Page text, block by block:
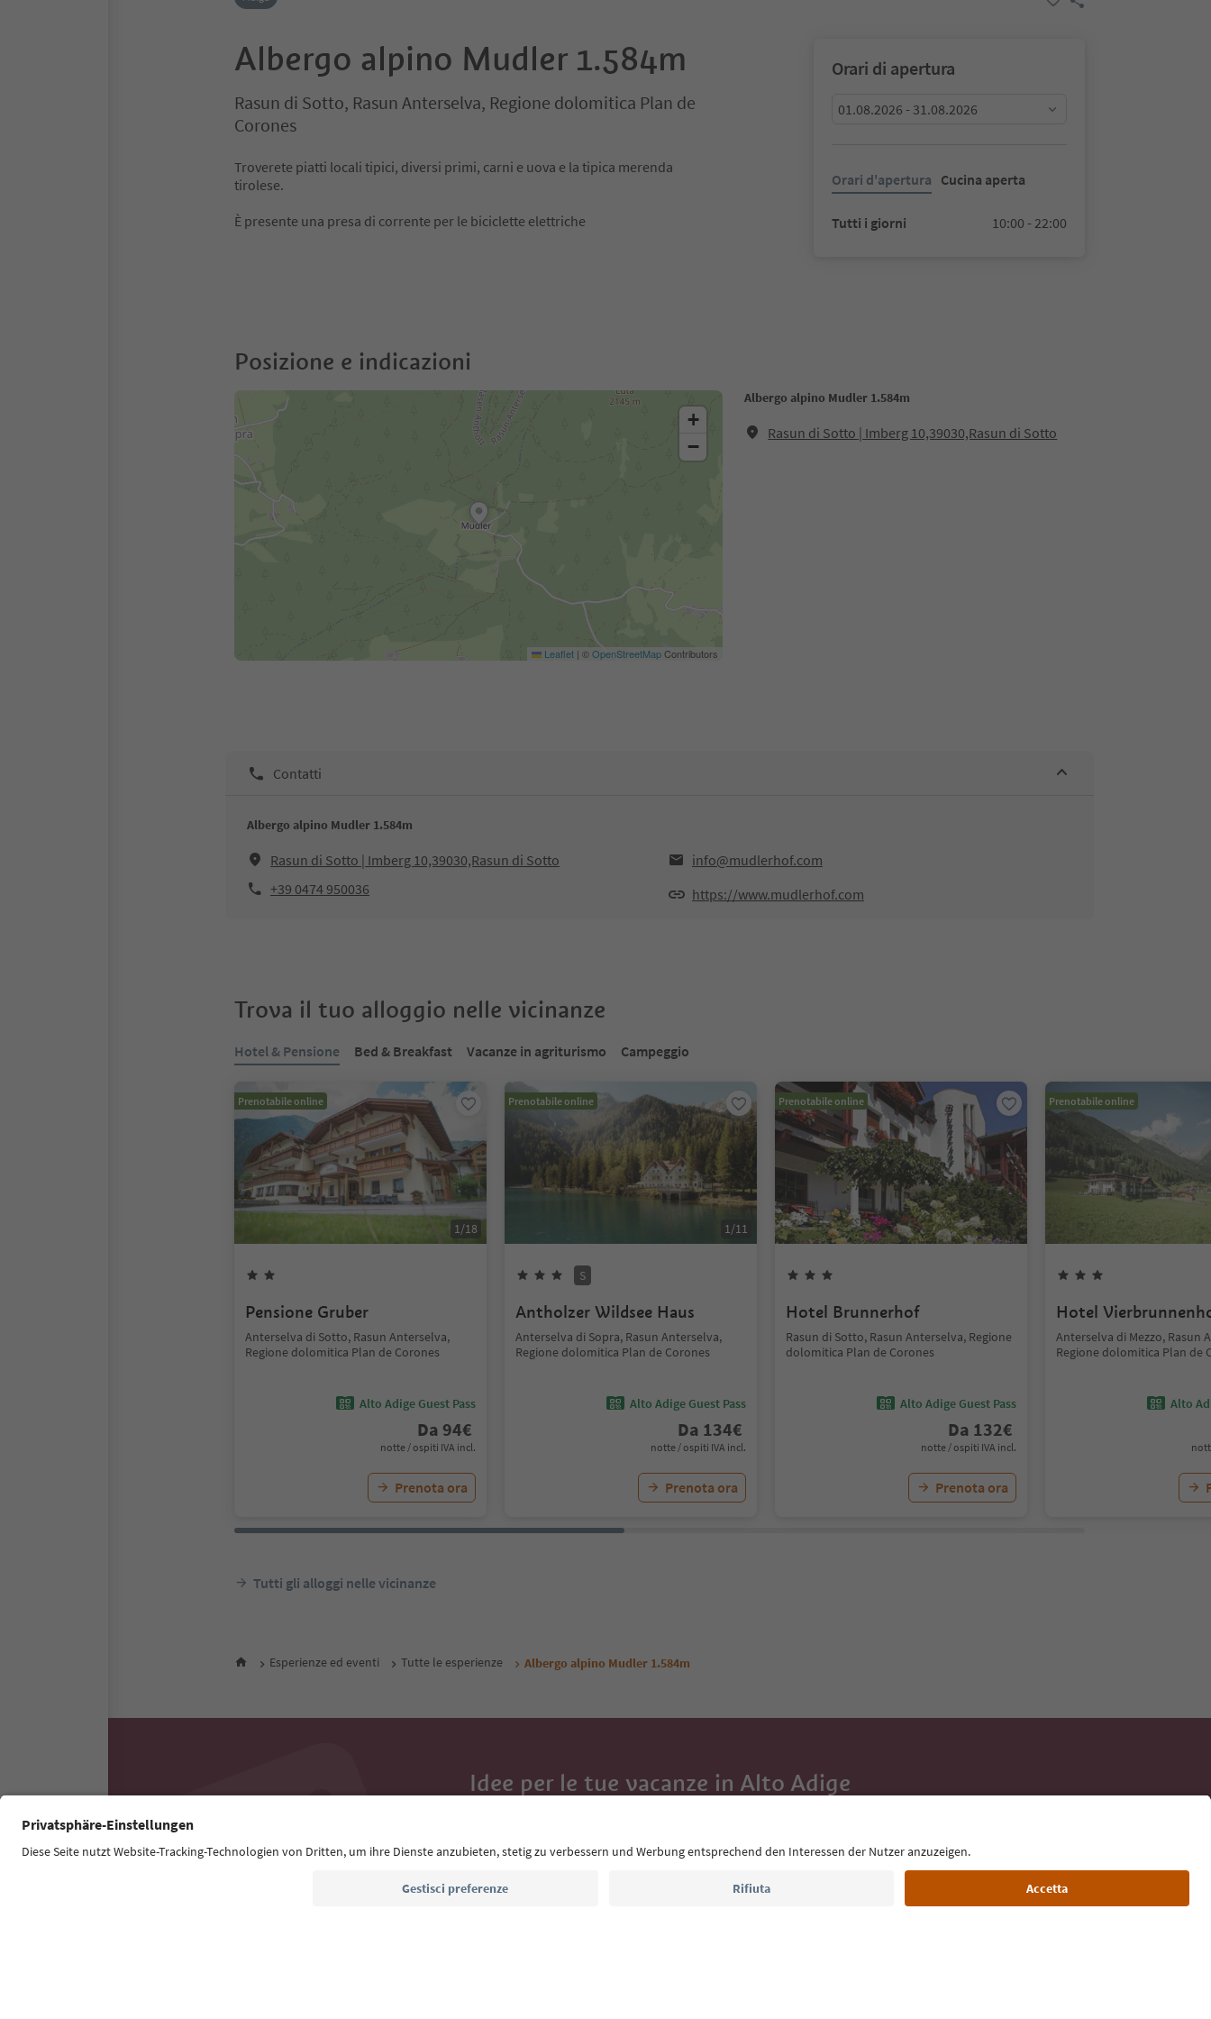
Albergo alpino Mudler 1.584m
Rasun di Sotto, Rasun Anterselva, Regione dolomitica Plan de
Corones
Troverete piatti locali tipici, diversi primi, carni e uova e la tipica merenda
tirolese.
È presente una presa di corrente per le biciclette elettriche
Orari di apertura
01.08.2026 - 31.08.2026
Orari d'apertura Cucina aperta
Tutti i giorni 10:00 - 22:00
Posizione e indicazioni
Albergo alpino Mudler 1.584m
Rasun di Sotto | Imberg 10,39030,Rasun di Sotto
+
−
Leaflet | ©OpenStreetMapContributors
Contatti
Albergo alpino Mudler 1.584m
Rasun di Sotto | Imberg 10,39030,Rasun di Sotto
info@mudlerhof.com
+39 0474 950036
https://www.mudlerhof.com
Trova il tuo alloggio nelle vicinanze
Hotel & Pensione Bed & Breakfast Vacanze in agriturismo Campeggio
Prenotabile online
1/18
Pensione Gruber
Anterselva di Sotto, Rasun Anterselva,
Regione dolomitica Plan de Corones
Alto Adige Guest Pass
Da 94€
notte / ospiti IVA incl.
Prenota ora
Prenotabile online
1/11
S
Antholzer Wildsee Haus
Anterselva di Sopra, Rasun Anterselva,
Regione dolomitica Plan de Corones
Alto Adige Guest Pass
Da 134€
notte / ospiti IVA incl.
Prenota ora
Prenotabile online
Hotel Brunnerhof
Rasun di Sotto, Rasun Anterselva, Regione
dolomitica Plan de Corones
Alto Adige Guest Pass
Da 132€
notte / ospiti IVA incl.
Prenota ora
Prenotabile online
Hotel
Anterselva di Mezzo, Rasun
Regione dolomitica Plan de
Alto
Tutti gli alloggi nelle vicinanze
Esperienze ed eventi Tutte le esperienze Albergo alpino Mudler 1.584m
Idee per le tue vacanze in Alto Adige
eventi da non perdere e ricette tipiche.